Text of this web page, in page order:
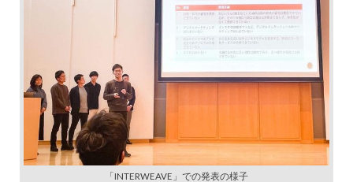
「INTERWEAVE」での発表の様子